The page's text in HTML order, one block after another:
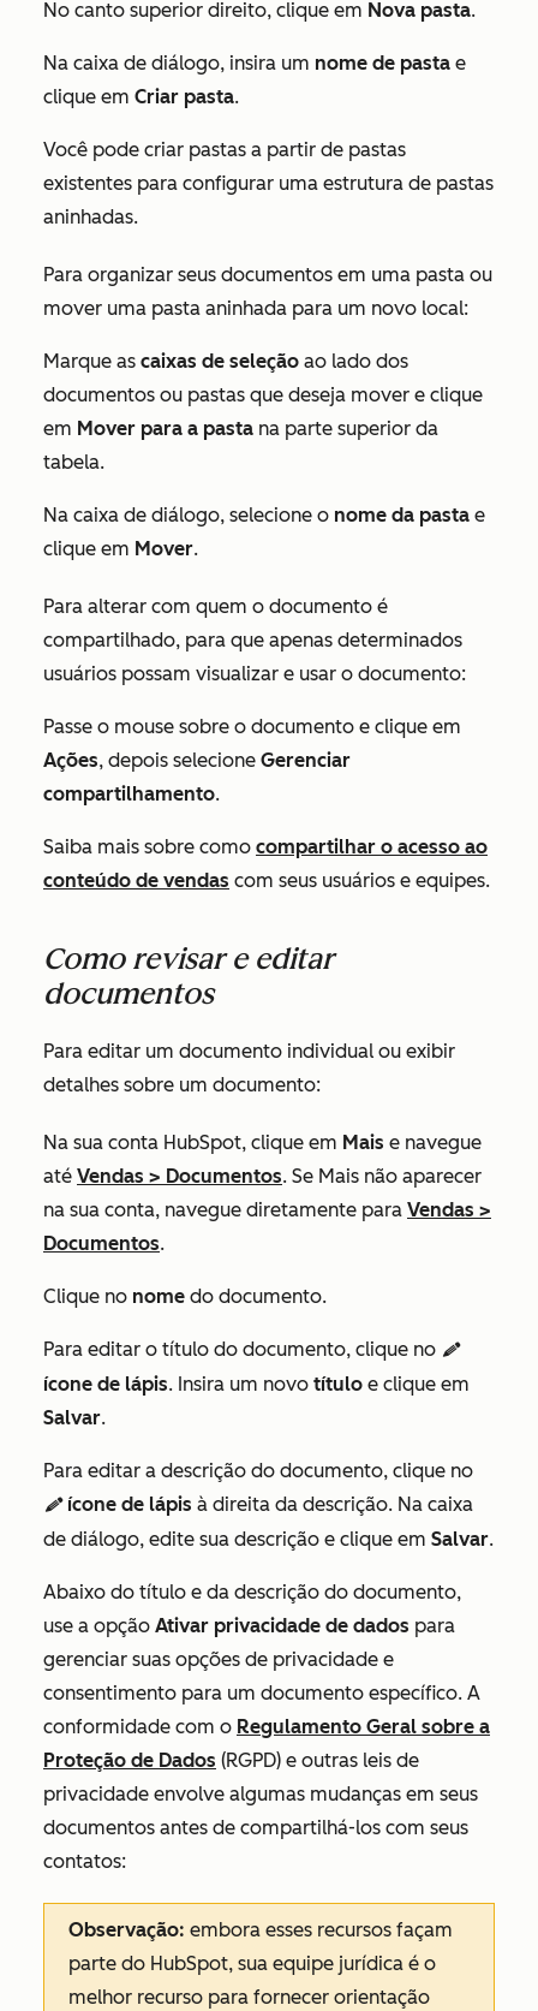
No canto superior direito, clique em Nova pasta.
Na caixa de diálogo, insira um nome de pasta e
clique em Criar pasta.
Você pode criar pastas a partir de pastas
existentes para configurar uma estrutura de pastas
aninhadas.
Para organizar seus documentos em uma pasta ou
mover uma pasta aninhada para um novo local:
Marque as caixas de seleção ao lado dos
documentos ou pastas que deseja mover e clique
em Mover para a pasta na parte superior da
tabela.
Na caixa de diálogo, selecione o nome da pasta e
clique em Mover.
Para alterar com quem o documento é
compartilhado, para que apenas determinados
usuários possam visualizar e usar o documento:
Passe o mouse sobre o documento e clique em
Ações, depois selecione Gerenciar
compartilhamento.
Saiba mais sobre como compartilhar o acesso ao
conteúdo de vendas com seus usuários e equipes.
Como revisar e editar
documentos
Para editar um documento individual ou exibir
detalhes sobre um documento:
Na sua conta HubSpot, clique em Mais e navegue
até Vendas > Documentos. Se Mais não aparecer
na sua conta, navegue diretamente para Vendas >
Documentos.
Clique no nome do documento.
Para editar o título do documento, clique no editn
ícone de lápis. Insira um novo título e clique em
Salvar.
Para editar a descrição do documento, clique no
editn ícone de lápis à direita da descrição. Na caixa
de diálogo, edite sua descrição e clique em Salvar.
Abaixo do título e da descrição do documento,
use a opção Ativar privacidade de dados para
gerenciar suas opções de privacidade e
consentimento para um documento específico. A
conformidade com o Regulamento Geral sobre a
Proteção de Dados (RGPD) e outras leis de
privacidade envolve algumas mudanças em seus
documentos antes de compartilhá-los com seus
contatos:
Observação: embora esses recursos façam
parte do HubSpot, sua equipe jurídica é o
melhor recurso para fornecer orientação